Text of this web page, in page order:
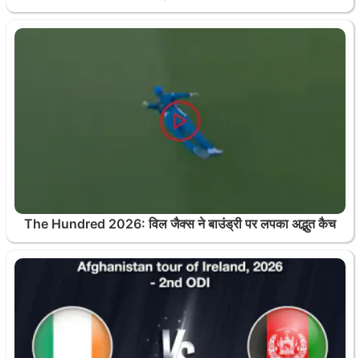
The Hundred 2026: विल जैक्स ने बाउंड्री पर लपका अद्भुत कैच